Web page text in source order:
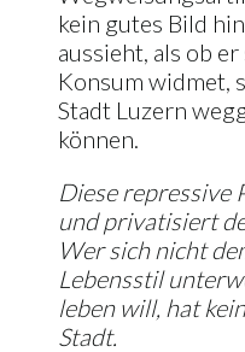
kein gutes Bild
aussieht, als ob
Konsum widmet,
Stadt Luzern
können.
Diese
und privatisiert
Wer sich nicht
Lebensstil
leben will, hat
Stadt.